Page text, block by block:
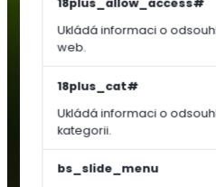
Ukládá informaci o
web.
18plus_cat#
Ukládá informaci o
kategorii.
bs_slide_menu